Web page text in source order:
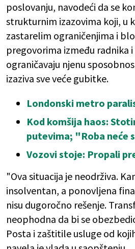
poslovanju, navodeći da se
strukturnim izazovima koji, u
zastarelim ograničenjima i
pregovorima između radnika
ograničavaju njenu
izaziva sve veće gubitke.
Londonski metro
Kod komšija haos:
putevima; "Roba neće
Vozovi stoje: Propali
"Ova situacija je neodrživa.
insolventan, a ponovljena
nisu dugoročno rešenje.
neophodna da bi se
Posta i zaštitile usluge od